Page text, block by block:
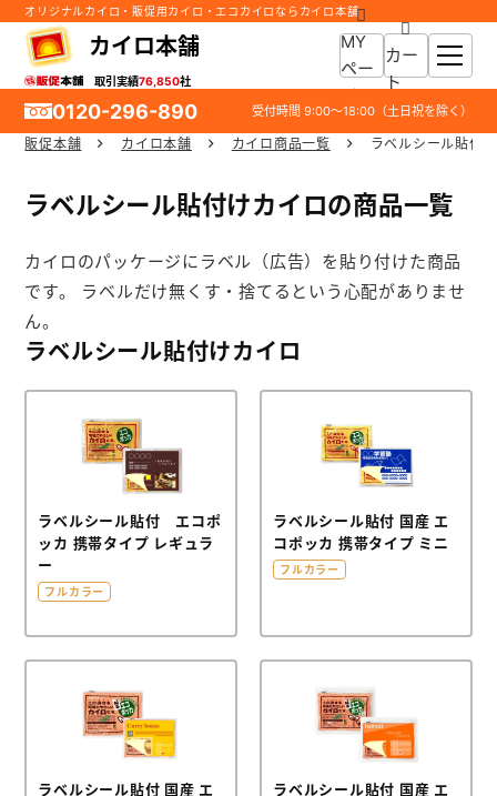
オリジナルカイロ・販促用カイロ・エコカイロならカイロ本舗
カイロ本舗
取引実績76,850社
MY
ペー
ジ
カー
ト
0120-296-890 受付時間 9:00～18:00（土日祝を除く）
商品一覧
ご利用ガイド
入稿ガイド
よくあるご質問
会社概要 お問い合わせ
ポケットティッシュ本舗
カレンダー本舗
販促本舗 カイロ本舗 カイロ商品一覧 ラベルシール貼付
ラベルシール貼付けカイロの商品一覧
カイロのパッケージにラベル（広告）を貼り付けた商品
です。 ラベルだけ無くす・捨てるという心配がありませ
ん。
ラベルシール貼付けカイロ
ラベルシール貼付 エコポ
ッカ 携帯タイプ レギュラ
ー
フルカラー
ラベルシール貼付 国産 エ
コポッカ 携帯タイプ ミニ
フルカラー
ラベルシール貼付 国産 エ
ラベルシール貼付 国産 エ